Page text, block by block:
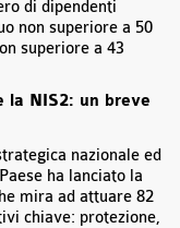
di dipendenti
non superiore a 50
superiore a 43
la NIS2: un breve
nazionale ed
ha lanciato la
mira ad attuare 82
chiave: protezione,